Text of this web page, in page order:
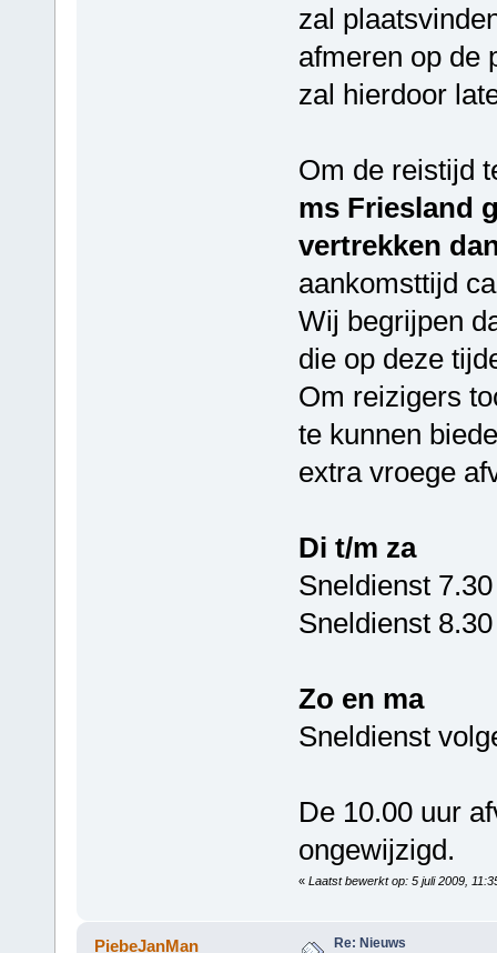
zal
afmeren op de
zal hierdoor
Om de reistijd
ms Friesland
vertrekken
aankomsttijd
Wij begrijpen
die op deze
Om reizigers
te kunnen
extra vroege
Di t/m za
Sneldienst
Sneldienst
Zo en ma
Sneldienst
De 10.00 uur
ongewijzigd.
« Laatst bewerkt op: 5 juli 2009,
PiebeJanMan Re: Nieuws